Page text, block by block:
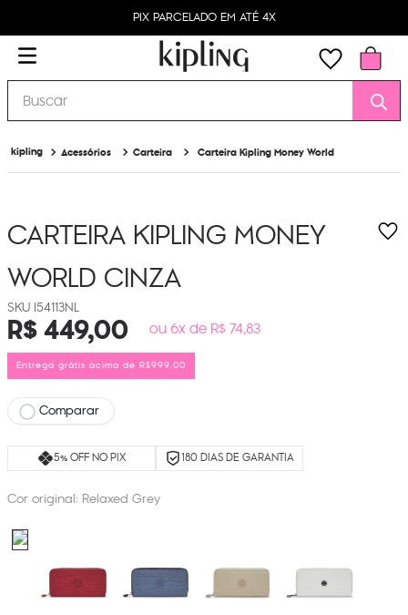
PIX PARCELADO EM ATÉ 4X
Buscar
Acessórios Carteira Carteira Kipling Money World
CARTEIRA KIPLING MONEY
WORLD CINZA
I54113NL
R$449,00 ou 6x de R$ 74,83
Entrega grátis acima de R$999,00
Comparar
5% OFF NO PIX 180 DIAS DE GARANTIA
Cor original: Relaxed Grey